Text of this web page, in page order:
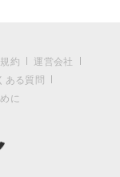
約
運営会社
ある質問
に